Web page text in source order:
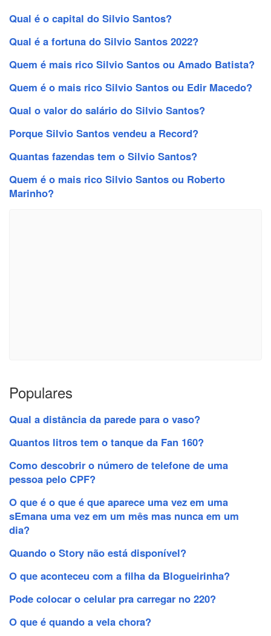
Qual é o capital do Silvio Santos?
Qual é a fortuna do Silvio Santos 2022?
Quem é mais rico Silvio Santos ou Amado Batista?
Quem é o mais rico Silvio Santos ou Edir Macedo?
Qual o valor do salário do Silvio Santos?
Porque Silvio Santos vendeu a Record?
Quantas fazendas tem o Silvio Santos?
Quem é o mais rico Silvio Santos ou Roberto
Marinho?
Populares
Qual a distância da parede para o vaso?
Quantos litros tem o tanque da Fan 160?
Como descobrir o número de telefone de uma
pessoa pelo CPF?
O que é o que é que aparece uma vez em uma
sEmana uma vez em um mês mas nunca em um
dia?
Quando o Story não está disponível?
O que aconteceu com a filha da Blogueirinha?
Pode colocar o celular pra carregar no 220?
O que é quando a vela chora?